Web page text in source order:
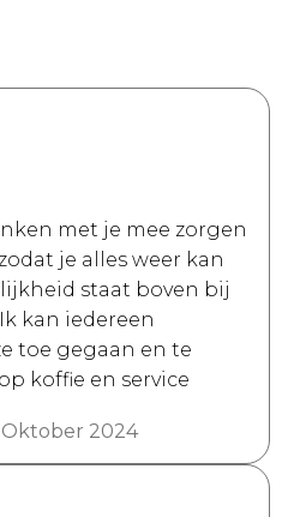
met je mee zorgen
je alles weer kan
staat boven bij
kan iedereen
toe gegaan en te
koffie en service
2024